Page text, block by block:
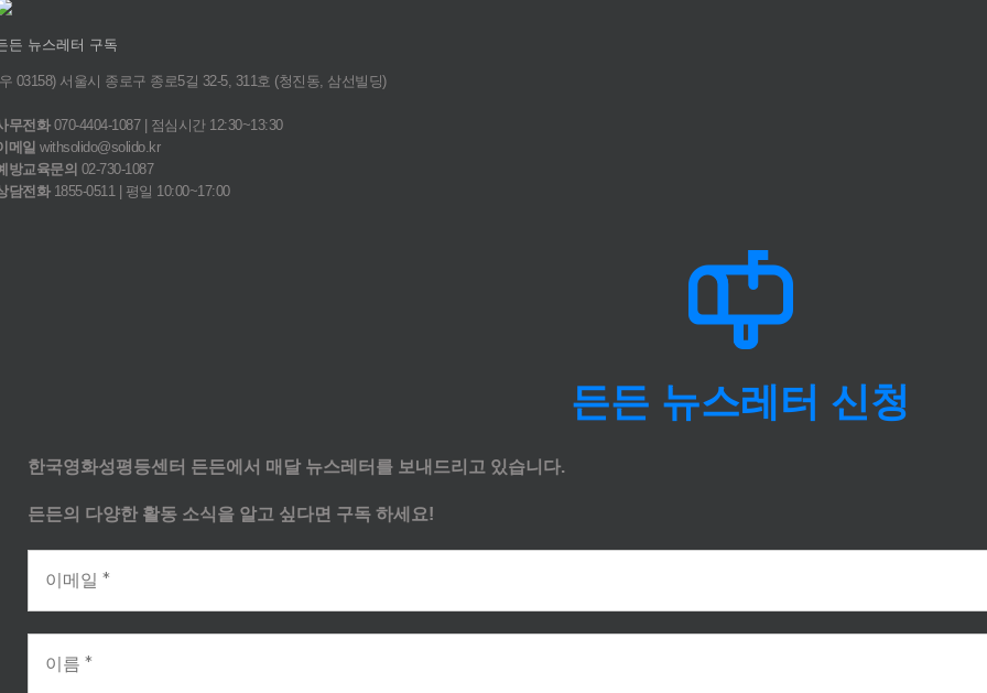
든 뉴스레터 구독
03158) 서울시 종로구 종로5길 32-5, 311호 (청진동, 삼선빌딩)
무전화070-4404-1087 | 점심시간 12:30~13:30
메일 withsolido@solido.kr
방교육문의 02-730-1087
담전화1855-0511 | 평일 10:00~17:00
든든 뉴스레터 신청
한국영화성평등센터 든든에서 매달 뉴스레터를 보내드리고 있습니다.
든든의 다양한 활동 소식을 알고 싶다면 구독 하세요!